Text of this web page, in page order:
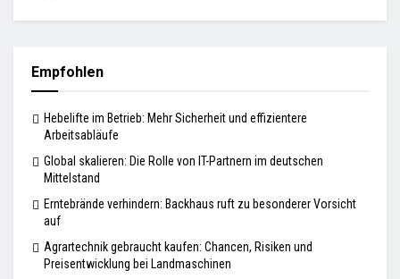
Empfohlen
Hebelifte im Betrieb: Mehr Sicherheit und effizientere
Arbeitsabläufe
Global skalieren: Die Rolle von IT-Partnern im deutschen
Mittelstand
Erntebrände verhindern: Backhaus ruft zu besonderer Vorsicht
auf
Agrartechnik gebraucht kaufen: Chancen, Risiken und
Preisentwicklung bei Landmaschinen